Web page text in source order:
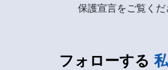
保護宣言をご覧くだ
フォローする